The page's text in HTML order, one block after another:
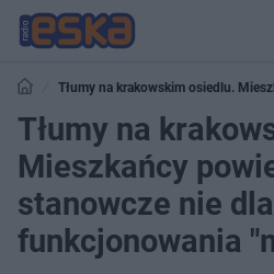
Tłumy na krakowskim osiedlu.
funkcjonowania "meczetu"
Tłumy na
Mieszkańcy
stanowcze nie dla
funkcjonowania